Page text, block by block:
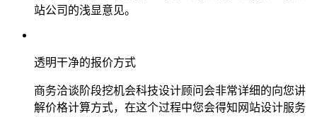
站公司的浅显意见。
透明干净的报价方式
商务洽谈阶段挖机会科技设计顾问会非常详细的向您讲
解价格计算方式，在这个过程中您会得知网站设计服务